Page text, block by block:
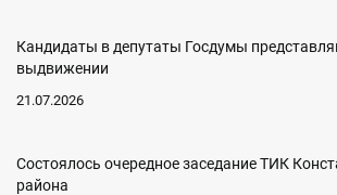
Кандидаты в депутаты Госдумы
выдвижении
21.07.2026
Состоялось очередное заседание ТИК
района